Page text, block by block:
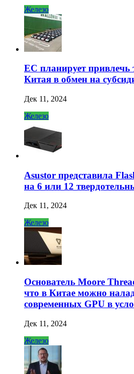
Железо
ЕС планирует привлечь
Китая в обмен на
Дек 11, 2024
Железо
Asustor представила
на 6 или 12
Дек 11, 2024
Железо
Основатель Moore
что в Китае можно
современных GPU в
Дек 11, 2024
Железо